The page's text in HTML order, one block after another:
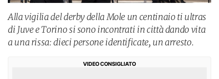
Alla vigilia del derby della Mole un centinaio ti ultras
di Juve e Torino si sono incontrati in città dando vita
a una rissa: dieci persone identificate, un arresto.
VIDEO CONSIGLIATO